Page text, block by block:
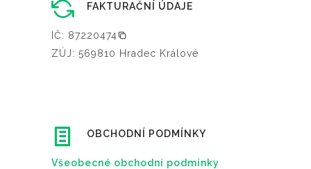
FAKTURAČNÍ ÚDAJE
IČ: 87220474
ZÚJ: 569810 Hradec Králové
OBCHODNÍ PODMÍNKY
Všeobecné obchodní podmínky